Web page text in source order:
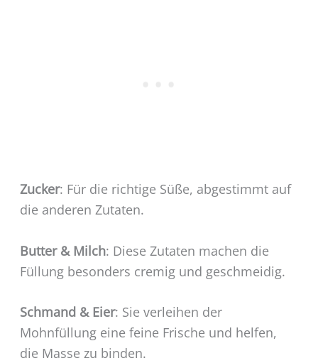
Zucker: Für die richtige Süße, abgestimmt auf
die anderen Zutaten.
Butter & Milch: Diese Zutaten machen die
Füllung besonders cremig und geschmeidig.
Schmand & Eier: Sie verleihen der
Mohnfüllung eine feine Frische und helfen,
die Masse zu binden.